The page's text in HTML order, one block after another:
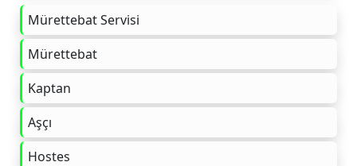
Mürettebat Servisi
Mürettebat
Kaptan
Aşçı
Hostes